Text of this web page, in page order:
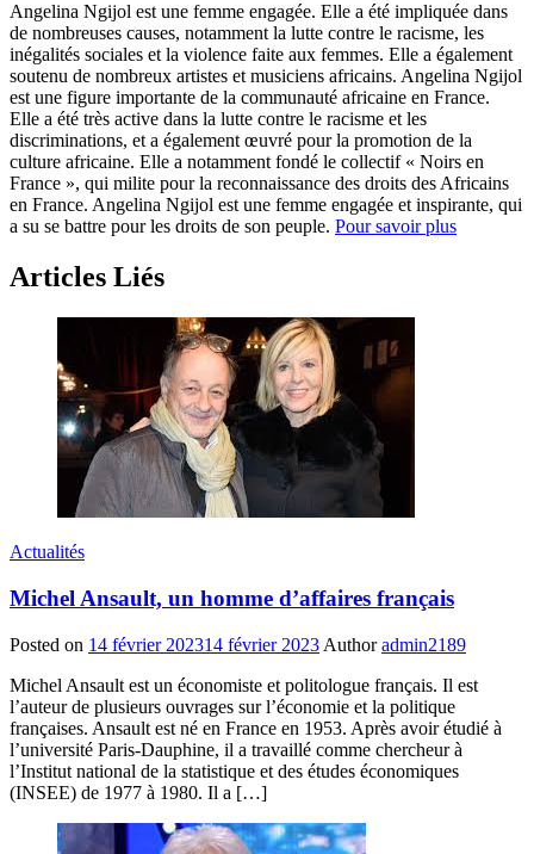
Angelina Ngijol est une femme engagée. Elle a été impliquée dans
de nombreuses causes, notamment la lutte contre le racisme, les
inégalités sociales et la violence faite aux femmes. Elle a également
soutenu de nombreux artistes et musiciens africains. Angelina Ngijol
est une figure importante de la communauté africaine en France.
Elle a été très active dans la lutte contre le racisme et les
discriminations, et a également œuvré pour la promotion de la
culture africaine. Elle a notamment fondé le collectif « Noirs en
France », qui milite pour la reconnaissance des droits des Africains
en France. Angelina Ngijol est une femme engagée et inspirante, qui
a su se battre pour les droits de son peuple. Pour savoir plus
Articles Liés
Actualités
Michel Ansault, un homme d’affaires français
Posted on 14 février 202314 février 2023 Author admin2189
Michel Ansault est un économiste et politologue français. Il est
l’auteur de plusieurs ouvrages sur l’économie et la politique
françaises. Ansault est né en France en 1953. Après avoir étudié à
l’université Paris-Dauphine, il a travaillé comme chercheur à
l’Institut national de la statistique et des études économiques
(INSEE) de 1977 à 1980. Il a […]